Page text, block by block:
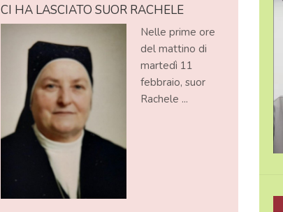
CI HA LASCIATO SUOR RACHELE
Nelle prime ore
del mattino di
martedì 11
febbraio, suor
Rachele ...